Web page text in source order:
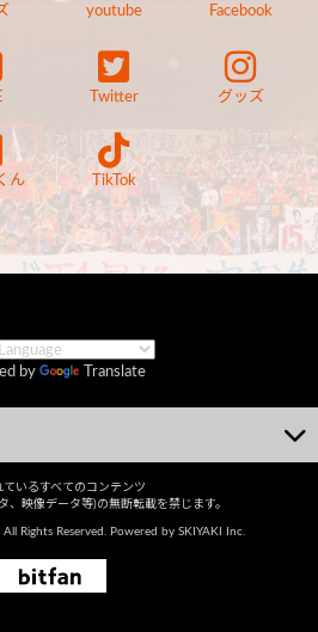
youtube Facebook
Twitter グッズ
ん TikTok
by Translate
ているすべてのコンテンツ
、映像データ等)の無断転載を禁じます。
Rights Reserved. Powered by SKIYAKI Inc.